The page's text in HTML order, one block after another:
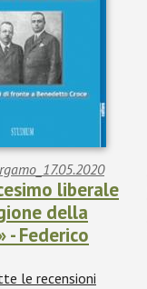
liberale
della
- Federico
le recensioni